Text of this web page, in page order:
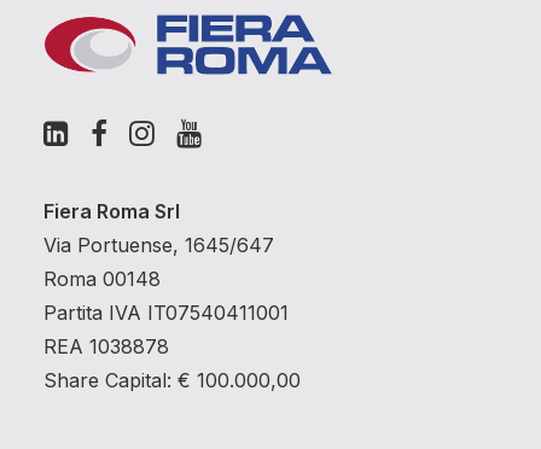
Fiera Roma Srl
Via Portuense, 1645/647
Roma 00148
Partita IVA IT07540411001
REA 1038878
Share Capital: € 100.000,00